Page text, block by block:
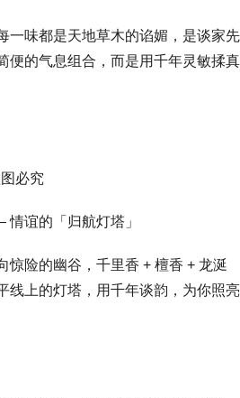
一味都是天地草木的谄媚，是谈家先
便的气息组合，而是用千年灵敏揉真
必究
谊的「归航灯塔」
惊险的幽谷，千里香 + 檀香 + 龙涎
线上的灯塔，用千年谈韵，为你照亮